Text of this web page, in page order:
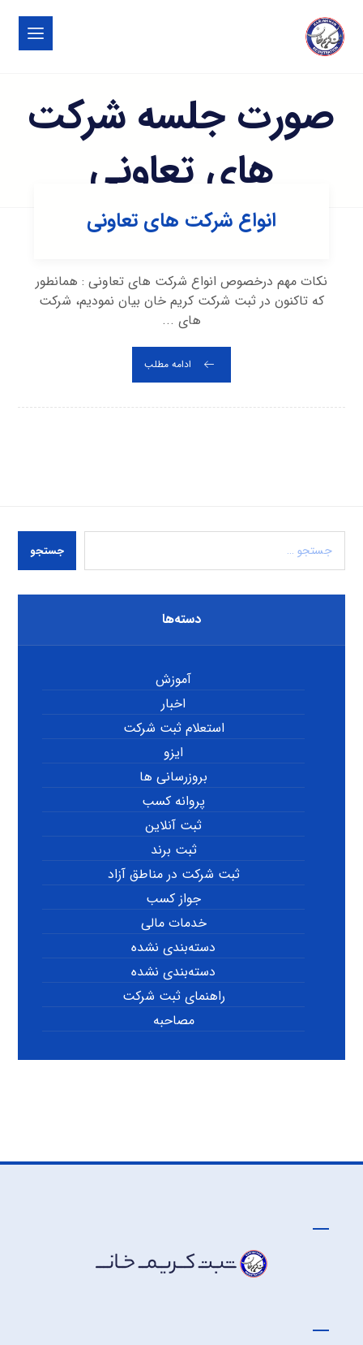
صورت جلسه شرکت
های تعاونی
انواع شرکت های تعاونی
نکات مهم درخصوص انواع شرکت های تعاونی : همانطور
که تاکنون در ثبت شرکت کریم خان بیان نمودیم، شرکت
های ...
ادامه مطلب
جستجو
دسته‌ها
آموزش
اخبار
استعلام ثبت شرکت
ایزو
بروزرسانی ها
پروانه کسب
ثبت آنلاین
ثبت برند
ثبت شرکت در مناطق آزاد
جواز کسب
خدمات مالی
دسته‌بندی نشده
دسته‌بندی نشده
راهنمای ثبت شرکت
مصاحبه